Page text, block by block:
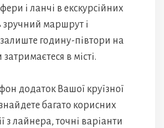
і ланчі в екскурсійних
зручний маршрут і
годину-півтори на
в місті.
додаток Вашої круїзної
багато корисних
з лайнера, точні варіанти